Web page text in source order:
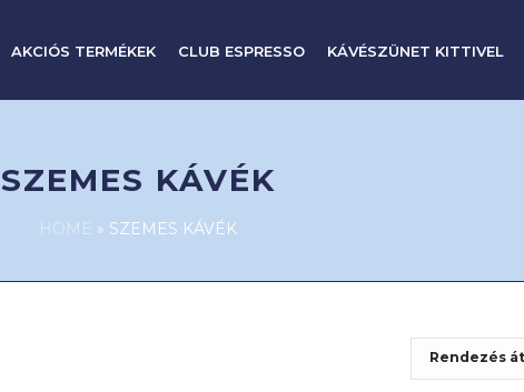
AKCIÓS TERMÉKEK CLUB ESPRESSO KÁVÉSZÜNET KITTIVEL
SZEMES KÁVÉK
HOME » SZEMES KÁVÉK